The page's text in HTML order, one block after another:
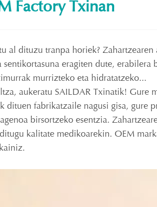
Factory Txinan
al dituzu tranpa horiek?
eragiten dute,
murrizteko eta hidratatzeko...
aukeratu SAILDAR Txinatik! Gure
dituen fabrikatzaile nagusi gisa,
birsortzeko esentzia.
kalitate medikoarekin. OEM